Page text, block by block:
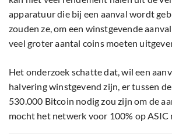
apparatuur die bij een aanval wordt
zouden ze, om een ​​winstgevende
veel groter aantal coins moeten
Het onderzoek schatte dat, wil een
halvering winstgevend zijn, er tussen
530.000 Bitcoin nodig zou zijn om de
mocht het netwerk voor 100% op ASIC